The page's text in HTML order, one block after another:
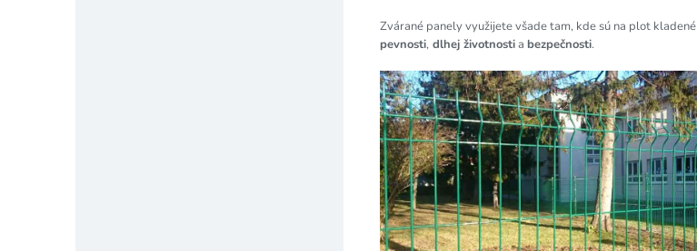
Zvárané panely využijete všade tam, kde sú na plot kladené
pevnosti, dlhej životnostia bezpečnosti.